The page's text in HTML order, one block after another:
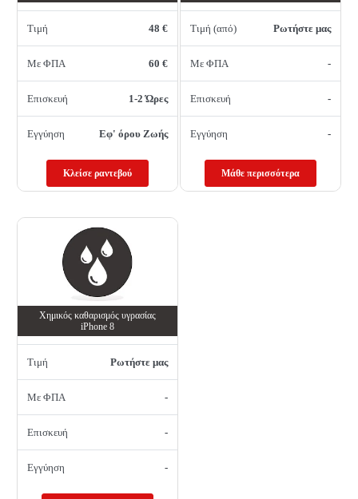
Τιμή 48 €
Με ΦΠΑ 60 €
Επισκευή 1-2 Ώρες
Εγγύηση Εφ' όρου Ζωής
Κλείσε ραντεβού
Τιμή (από) Ρωτήστε μας
Με ΦΠΑ -
Επισκευή -
Εγγύηση -
Μάθε περισσότερα
Χημικός καθαρισμός υγρασίας
iPhone 8
Τιμή Ρωτήστε μας
Με ΦΠΑ -
Επισκευή -
Εγγύηση -